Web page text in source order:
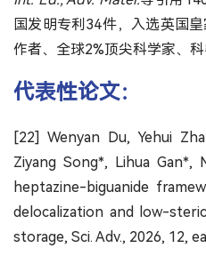
国发明专利34件，入选英国
作者、全球2%顶尖科学家、
代表性论文：
[22] Wenyan Du, Yehui
Ziyang Song*, Lihua Gan*,
heptazine-biguanide
delocalization and low-
storage, Sci. Adv., 2026, 12,